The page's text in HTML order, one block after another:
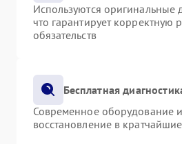
Используются
что гарантирует корректную
обязательств
Бесплатная
Современное оборудование
восстановление в